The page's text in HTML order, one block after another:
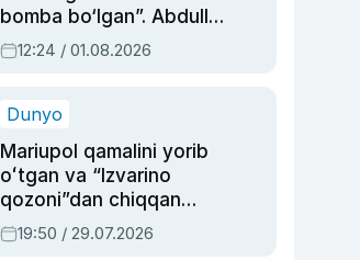
bomba bo‘lgan”. Abdulla
Oripovni siyosiy
ayblovlardan asrab
12:24 / 01.08.2026
Dunyo
Mariupol qamalini yorib
oʻtgan va “Izvarino
qozoni”dan chiqqan
qahramon — Ukraina
armiyasi bosh
19:50 / 29.07.2026